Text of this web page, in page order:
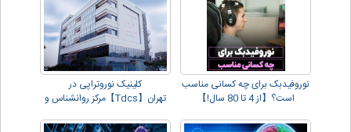
نوروفیدبک برای چه کسانی مناسب
است؟【از 4 تا 80 سال!】
کلینیک نوروتراپی در
تهران【Tdcs】مرکز روانشناس و